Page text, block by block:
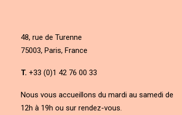
48, rue de Turenne
75003, Paris, France
T. +33 (0)1 42 76 00 33
Nous vous accueillons du mardi au samedi de
12h à 19h ou sur rendez-vous.